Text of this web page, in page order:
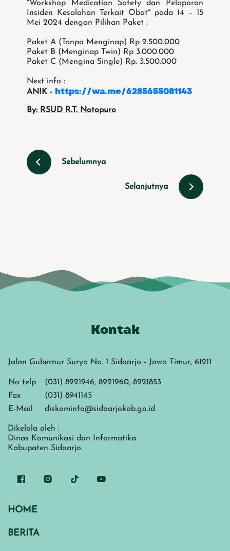
*Workshop Medication Safety dan Pelaporan
Insiden Kesalahan Terkait Obat* pada 14 – 15
Mei 2024 dengan Pilihan Paket :
Paket A (Tanpa Menginap) Rp 2.500.000
Paket B (Menginap Twin) Rp 3.000.000
Paket C (Mengina Single) Rp. 3.500.000
Next info :
ANIK - https://wa.me/6285655081143
By: RSUD R.T. Notopuro
Sebelumnya
Selanjutnya
Kontak
Jalan Gubernur Suryo No. 1 Sidoarjo - Jawa Timur, 61211
No telp
(031) 8921946, 8921960, 8921853
Fax
(031) 8941145
E-Mail
diskominfo@sidoarjokab.go.id
Dikelola oleh :
Dinas Komunikasi dan Informatika
Kabupaten Sidoarjo
HOME
BERITA